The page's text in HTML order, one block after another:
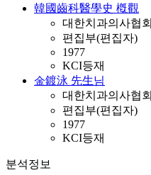
韓國齒科醫學史 槪觀
대한치과의사협회
편집부(편집자)
1977
KCI등재
金鍍泳 先生님
대한치과의사협회
편집부(편집자)
1977
KCI등재
분석정보